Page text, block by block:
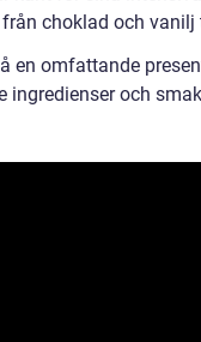
från choklad och
en omfattande
ingredienser och